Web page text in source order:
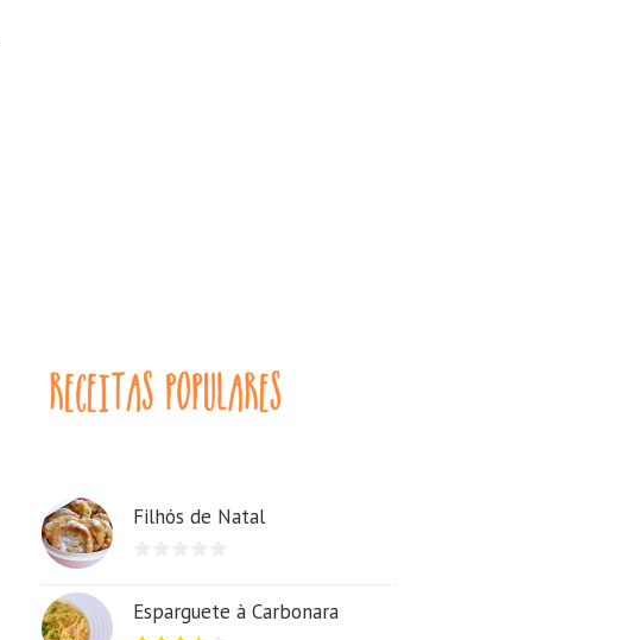
Filhós de Natal
Esparguete à Carbonara